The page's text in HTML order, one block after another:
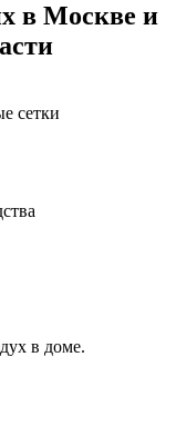
в Москве и
сетки
в доме.